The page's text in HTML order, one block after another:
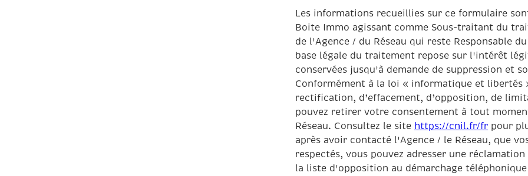
Les informations recueillies sur ce formulaire
Boite Immo agissant comme Sous-traitant du
de l'Agence / du Réseau qui reste Responsable
base légale du traitement repose sur l'intérêt
conservées jusqu'à demande de suppression et
Conformément à la loi « informatique et libertés
rectification, d’effacement, d’opposition, de
pouvez retirer votre consentement à tout
Réseau. Consultez le site https://cnil.fr/fr pour
après avoir contacté l'Agence / le Réseau, que
respectés, vous pouvez adresser une
la liste d'opposition au démarchage